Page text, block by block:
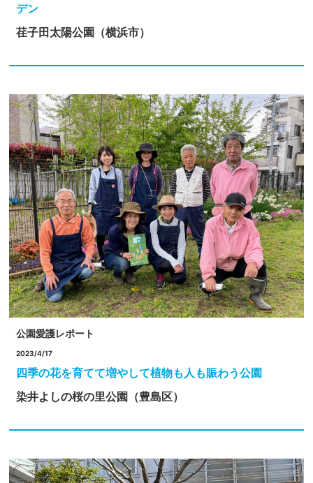
デン
荏子田太陽公園（横浜市）
公園愛護レポート
2023/4/17
四季の花を育てて増やして植物も人も賑わう公園
染井よしの桜の里公園（豊島区）